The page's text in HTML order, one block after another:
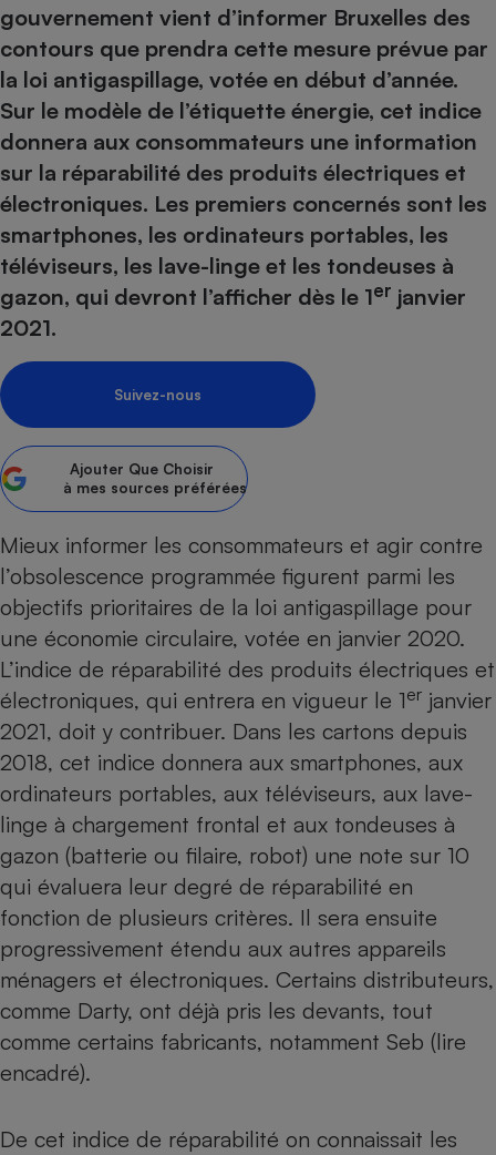
gouvernement vient d’informer Bruxelles des
contours que prendra cette mesure prévue par
la loi antigaspillage, votée en début d’année.
Sur le modèle de l’étiquette énergie, cet indice
donnera aux consommateurs une information
sur la réparabilité des produits électriques et
électroniques. Les premiers concernés sont les
smartphones, les ordinateurs portables, les
téléviseurs, les lave-linge et les tondeuses à
gazon, qui devront l’afficher dès le 1er janvier
2021.
Suivez-nous
Ajouter Que Choisir
à mes sources préférées
Mieux informer les consommateurs et agir contre
l’obsolescence programmée figurent parmi les
objectifs prioritaires de la loi antigaspillage pour
une économie circulaire, votée en janvier 2020.
L’indice de réparabilité des produits électriques et
électroniques, qui entrera en vigueur le 1er janvier
2021, doit y contribuer. Dans les cartons depuis
2018, cet indice donnera aux smartphones, aux
ordinateurs portables, aux téléviseurs, aux lave-
linge à chargement frontal et aux tondeuses à
gazon (batterie ou filaire, robot) une note sur 10
qui évaluera leur degré de réparabilité en
fonction de plusieurs critères. Il sera ensuite
progressivement étendu aux autres appareils
ménagers et électroniques. Certains distributeurs,
comme Darty, ont déjà pris les devants, tout
comme certains fabricants, notamment Seb (lire
encadré).
De cet indice de réparabilité on connaissait les
Sécurité - Hygiène
Supermarché - Drive
Complément
alimentaire
bouteille
Assurance
Banque - Crédit
Epargne - Fiscalité
Assurance emprunteur
Banque
Circulation routière
Contrôle technique -
Pièce détachée
Comparateur auto
Supermarché - Drive
Comparatif
Comparatif plaque à
Comparatif hotte
Comparatif climatiseur
Comparatif aspirateur
Comparatif aspirateur
Comparatif robot cuiseur
Comparatif centrale
Petit électroménager -
Lave-linge
Plaque de cuisson à
Électricité - Gaz
Comparatif casque audio
Comparatif barre de son
Comparatif imprimante
Comparatif ordinateur
Comparatif ultrabook
Comparatif tablette
Image et son
Informatique
Téléphone mobile -
Smartphone
Crédit immobilier
Comparatif tondeuse
Comparatif poêle à
Comparatif radiateur
Aménagement
Bricolage - Jardinage
Produit d'entretien
Sécurité domestique
Matelas
Radiateur électrique
Hygiène - Beauté
Maladie - Médecine -
Système de santé -
Mutuelle
Antimoustique
Maison de retraite
Choisir son fioul
Choisir son pellet
Comparateur assurance emprunteur
Energie Moins Chère Ensemble
Tous les comparateurs
Toutes les cartes interactives
Speedtest - Testez le débit de votre
connexion Internet